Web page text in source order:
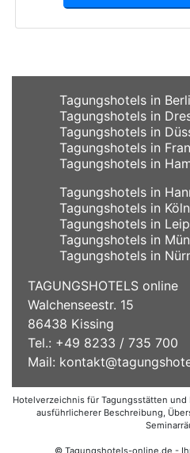
Tagungshotels in
Tagungshotels in
Tagungshotels in
Tagungshotels in
Tagungshotels in
Tagungshotels in
Tagungshotels in Köln
Tagungshotels in
Tagungshotels in
Tagungshotels in
TAGUNGSHOTELS online
Walchenseestr. 15
86438 Kissing
Tel.: +49 8233 / 735 700
Mail:
Hotelverzeichnis für Tagungsstätten
ausführlicherer Beschreibung,